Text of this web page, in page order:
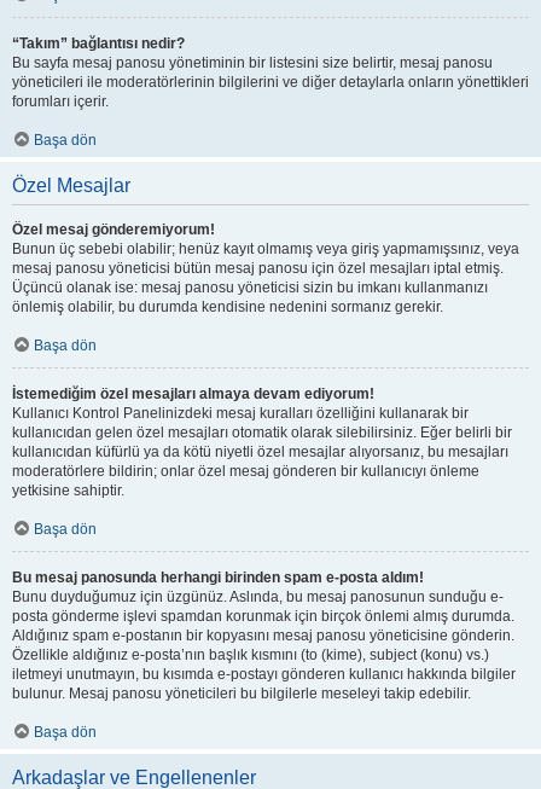
“Takım” bağlantısı nedir?
Bu sayfa mesaj panosu yönetiminin bir listesini size belirtir, mesaj panosu
yöneticileri ile moderatörlerinin bilgilerini ve diğer detaylarla onların yönettikleri
forumları içerir.
Başa dön
Özel Mesajlar
Özel mesaj gönderemiyorum!
Bunun üç sebebi olabilir; henüz kayıt olmamış veya giriş yapmamışsınız, veya
mesaj panosu yöneticisi bütün mesaj panosu için özel mesajları iptal etmiş.
Üçüncü olanak ise: mesaj panosu yöneticisi sizin bu imkanı kullanmanızı
önlemiş olabilir, bu durumda kendisine nedenini sormanız gerekir.
Başa dön
İstemediğim özel mesajları almaya devam ediyorum!
Kullanıcı Kontrol Panelinizdeki mesaj kuralları özelliğini kullanarak bir
kullanıcıdan gelen özel mesajları otomatik olarak silebilirsiniz. Eğer belirli bir
kullanıcıdan küfürlü ya da kötü niyetli özel mesajlar alıyorsanız, bu mesajları
moderatörlere bildirin; onlar özel mesaj gönderen bir kullanıcıyı önleme
yetkisine sahiptir.
Başa dön
Bu mesaj panosunda herhangi birinden spam e-posta aldım!
Bunu duyduğumuz için üzgünüz. Aslında, bu mesaj panosunun sunduğu e-
posta gönderme işlevi spamdan korunmak için birçok önlemi almış durumda.
Aldığınız spam e-postanın bir kopyasını mesaj panosu yöneticisine gönderin.
Özellikle aldığınız e-posta’nın başlık kısmını (to (kime), subject (konu) vs.)
iletmeyi unutmayın, bu kısımda e-postayı gönderen kullanıcı hakkında bilgiler
bulunur. Mesaj panosu yöneticileri bu bilgilerle meseleyi takip edebilir.
Başa dön
Arkadaşlar ve Engellenenler